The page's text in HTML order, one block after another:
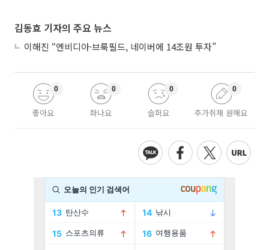
김동효 기자의 주요 뉴스
이해진 “엔비디아·브룩필드, 네이버에 14조원 투자”
좋아요
0
화나요
0
슬퍼요
0
추가취재 원해요
0